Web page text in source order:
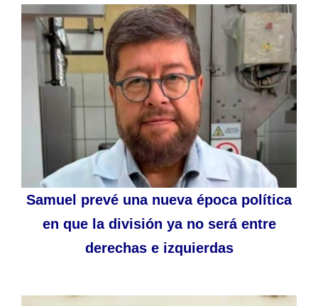
Samuel prevé una nueva época política
en que la división ya no será entre
derechas e izquierdas